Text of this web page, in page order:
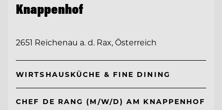
Knappenhof
2651 Reichenau a. d. Rax, Österreich
WIRTSHAUSKÜCHE & FINE DINING
CHEF DE RANG (M/W/D) AM KNAPPENHOF